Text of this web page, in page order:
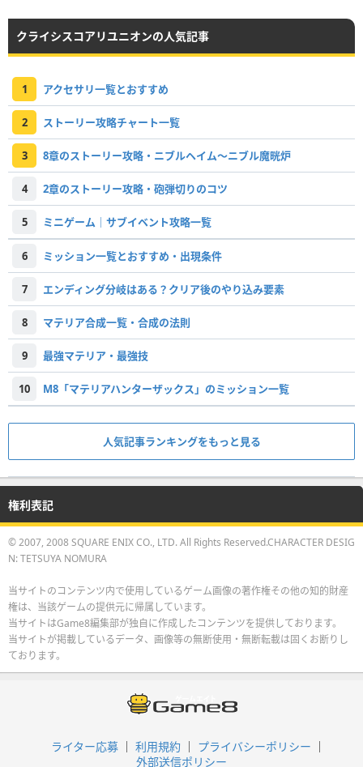
クライシスコアリユニオンの人気記事
1 アクセサリ一覧とおすすめ
2 ストーリー攻略チャート一覧
3 8章のストーリー攻略・ニブルヘイム〜ニブル魔晄炉
4 2章のストーリー攻略・砲弾切りのコツ
5 ミニゲーム｜サブイベント攻略一覧
6 ミッション一覧とおすすめ・出現条件
7 エンディング分岐はある？クリア後のやり込み要素
8 マテリア合成一覧・合成の法則
9 最強マテリア・最強技
10 M8「マテリアハンターザックス」のミッション一覧
人気記事ランキングをもっと見る
権利表記
© 2007, 2008 SQUARE ENIX CO., LTD. All Rights Reserved.CHARACTER DESIG
N: TETSUYA NOMURA
当サイトのコンテンツ内で使用しているゲーム画像の著作権その他の知的財産
権は、当該ゲームの提供元に帰属しています。
当サイトはGame8編集部が独自に作成したコンテンツを提供しております。
当サイトが掲載しているデータ、画像等の無断使用・無断転載は固くお断りし
ております。
ライター応募 利用規約
プライバシーポリシー
外部送信ポリシー